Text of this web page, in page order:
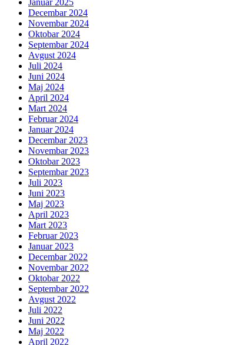
Januar 2025
Decembar 2024
Novembar 2024
Oktobar 2024
Septembar 2024
Avgust 2024
Juli 2024
Juni 2024
Maj 2024
April 2024
Mart 2024
Februar 2024
Januar 2024
Decembar 2023
Novembar 2023
Oktobar 2023
Septembar 2023
Juli 2023
Juni 2023
Maj 2023
April 2023
Mart 2023
Februar 2023
Januar 2023
Decembar 2022
Novembar 2022
Oktobar 2022
Septembar 2022
Avgust 2022
Juli 2022
Juni 2022
Maj 2022
April 2022